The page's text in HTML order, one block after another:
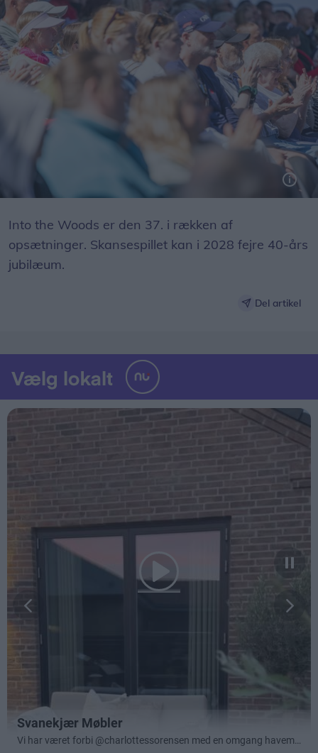
Into the Woods er den 37. i rækken af
opsætninger. Skansespillet kan i 2028 fejre 40-års
jubilæum.
Del artikel